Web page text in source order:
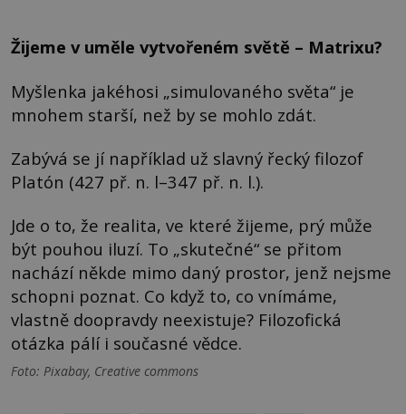
Žijeme v uměle vytvořeném světě – Matrixu?
Myšlenka jakéhosi „simulovaného světa“ je
mnohem starší, než by se mohlo zdát.
Zabývá se jí například už slavný řecký filozof
Platón (427 př. n. l–347 př. n. l.).
Jde o to, že realita, ve které žijeme, prý může
být pouhou iluzí. To „skutečné“ se přitom
nachází někde mimo daný prostor, jenž nejsme
schopni poznat. Co když to, co vnímáme,
vlastně doopravdy neexistuje? Filozofická
otázka pálí i současné vědce.
Foto: Pixabay, Creative commons